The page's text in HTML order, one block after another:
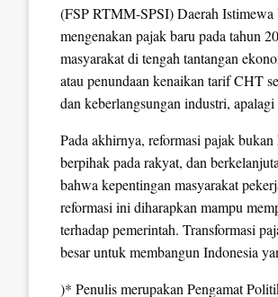
(FSP RTMM-SPSI) Daerah
mengenakan pajak baru pada tahun
masyarakat di tengah tantangan
atau penundaan kenaikan tarif CHT
dan keberlangsungan industri,
Pada akhirnya, reformasi pajak
berpihak pada rakyat, dan
bahwa kepentingan masyarakat
reformasi ini diharapkan mampu
terhadap pemerintah. Transformasi
besar untuk membangun Indonesia
)* Penulis merupakan Pengamat